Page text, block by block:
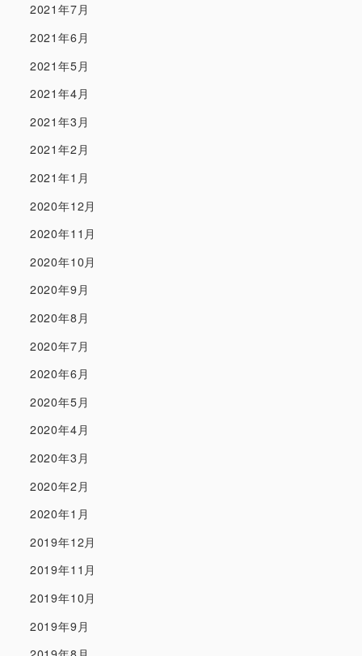
2021年7月
2021年6月
2021年5月
2021年4月
2021年3月
2021年2月
2021年1月
2020年12月
2020年11月
2020年10月
2020年9月
2020年8月
2020年7月
2020年6月
2020年5月
2020年4月
2020年3月
2020年2月
2020年1月
2019年12月
2019年11月
2019年10月
2019年9月